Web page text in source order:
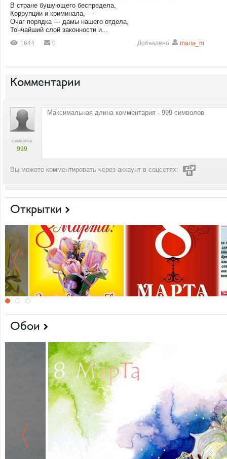
В стране бушующего беспредела,
Коррупции и криминала, —
Очаг порядка — дамы нашего отдела,
Тончайший слой законности и...
1644 0 Добавлено: maria_m
Комментарии
символов
999
Вы можете комментировать через аккаунт в соцсетях:
Открытки
Обои